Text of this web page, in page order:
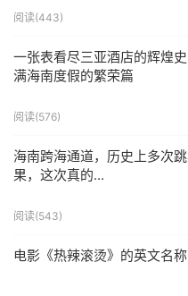
阅读(443)
一张表看尽三亚酒店的辉煌
满海南度假的繁荣篇
阅读(576)
海南跨海通道，历史上多次
果，这次真的...
阅读(543)
电影《热辣滚烫》的英文名